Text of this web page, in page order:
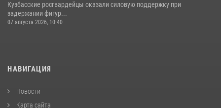
Кузбасские росгвардейцы оказали силовую поддержку при
задержании фигур...
07 августа 2026, 10:40
НАВИГАЦИЯ
Новости
Карта сайта